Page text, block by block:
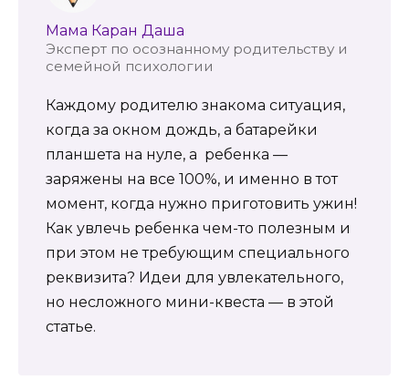
Мама Каран Даша
Эксперт по осознанному родительству и
семейной психологии
Каждому родителю знакома ситуация,
когда за окном дождь, а батарейки
планшета на нуле, а ребенка —
заряжены на все 100%, и именно в тот
момент, когда нужно приготовить ужин!
Как увлечь ребенка чем-то полезным и
при этом не требующим специального
реквизита? Идеи для увлекательного,
но несложного мини-квеста — в этой
статье.